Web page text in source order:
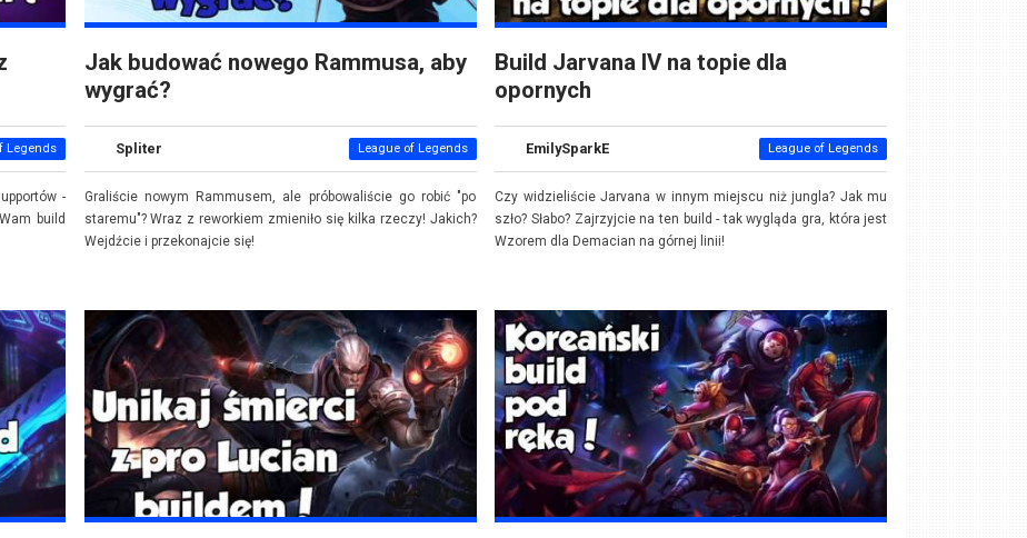
Legends
-
build
Jak budować nowego Rammusa, aby
wygrać?
Spliter League of Legends
Graliście nowym Rammusem, ale próbowaliście go robić "po
staremu"? Wraz z reworkiem zmieniło się kilka rzeczy! Jakich?
Wejdźcie i przekonajcie się!
Build Jarvana IV na topie dla
opornych
EmilySparkE League of Legends
Czy widzieliście Jarvana w innym miejscu niż jungla? Jak mu
szło? Słabo? Zajrzyjcie na ten build - tak wygląda gra, która jest
Wzorem dla Demacian na górnej linii!